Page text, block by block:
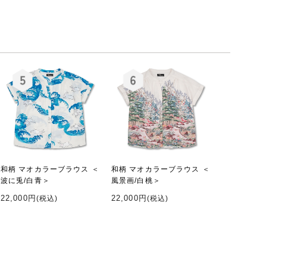
和柄 マオカラーブラウス ＜
波に兎/白青＞
22,000円 (税込)
和柄 マオカラーブラウス ＜
風景画/白桃＞
22,000円 (税込)